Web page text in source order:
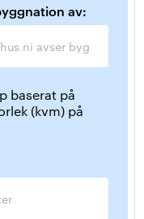
av:
baserat på
(kvm) på